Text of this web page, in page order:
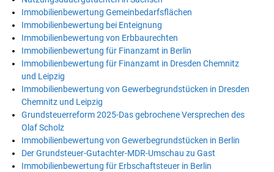
Immobilienbewertung Gemeinbedarfsflächen
Immobilienbewertung bei Enteignung
Immobilienbewertung von Erbbaurechten
Immobilienbewertung für Finanzamt in Berlin
Immobilienbewertung für Finanzamt in Dresden Chemnitz
und Leipzig
Immobilienbewertung von Gewerbegrundstücken in Dresden
Chemnitz und Leipzig
Grundsteuerreform 2025-Das gebrochene Versprechen des
Olaf Scholz
Immobilienbewertung von Gewerbegrundstücken in Berlin
Der Grundsteuer-Gutachter-MDR-Umschau zu Gast
Immobilienbewertung für Erbschaftsteuer in Berlin